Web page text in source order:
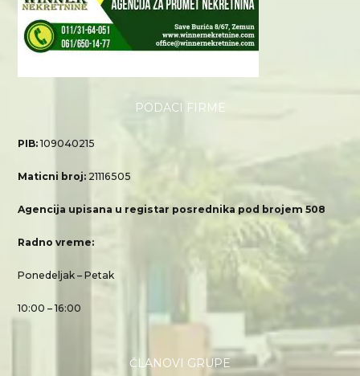
PODACI FIRME
PIB:109040215
Maticni broj: 21116505
Agencija upisana u registar posrednika pod brojem 508
Radno vreme:
Ponedeljak – Petak
10:00 – 16:00
ČLANOVI GRUPE